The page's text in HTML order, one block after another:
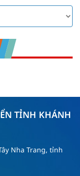
TỈNH KHÁNH
Nha Trang, tỉnh